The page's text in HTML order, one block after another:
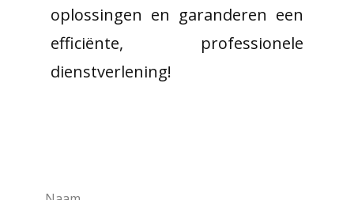
oplossingen en garanderen een
efficiënte, professionele
dienstverlening!